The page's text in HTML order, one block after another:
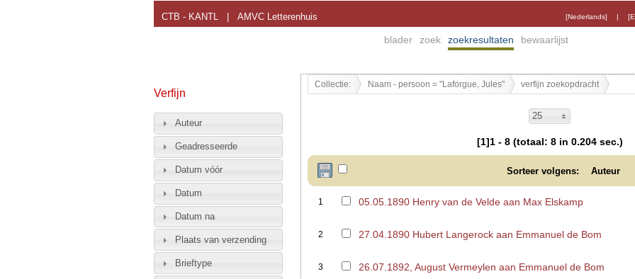
CTB - KANTL AMVC Letterenhuis |
[Nederlands]
blader zoek zoekresultaten bewaarlijst
Collectie: Naam - persoon = "Laforgue, Jules" verfijn zoekopdracht
25
[1]1 - 8 (totaal: 8 in 0.204 sec.)
Sorteer volgens: Auteur
1 05.05.1890 Henry van de Velde aan Max Elskamp
2 27.04.1890 Hubert Langerock aan Emmanuel de Bom
3 26.07.1892, August Vermeylen aan Emmanuel de Bom
Verfijn
Auteur
Geadresseerde
Datum vóór
Datum
Datum na
Plaats van verzending
Brieftype